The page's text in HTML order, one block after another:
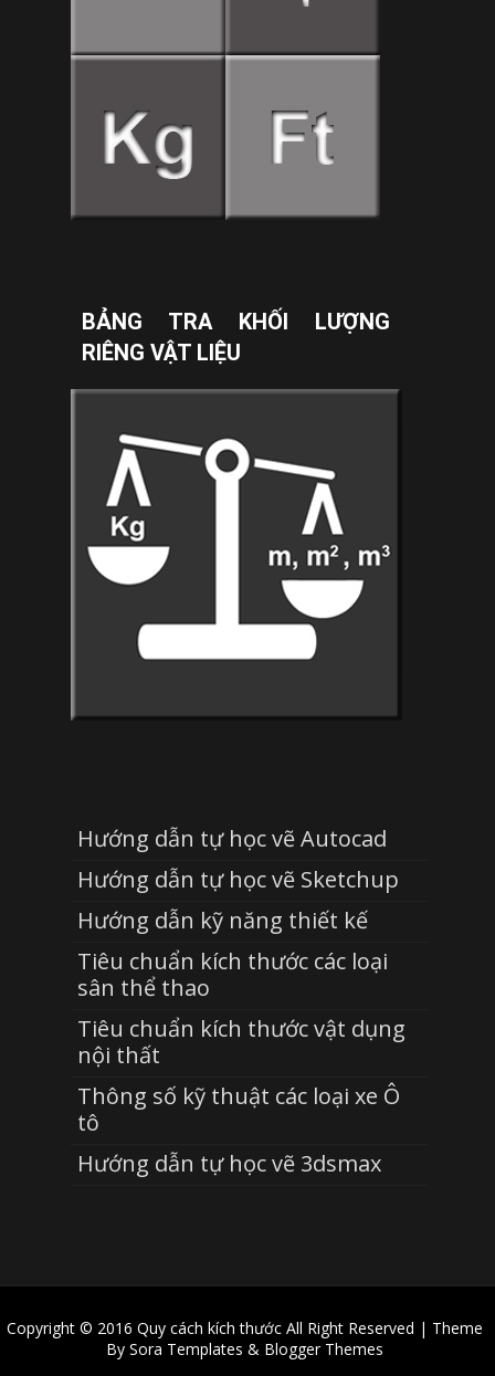
BẢNG TRA KHỐI LƯỢNG
RIÊNG VẬT LIỆU
Hướng dẫn tự học vẽ Autocad
Hướng dẫn tự học vẽ Sketchup
Hướng dẫn kỹ năng thiết kế
Tiêu chuẩn kích thước các loại
sân thể thao
Tiêu chuẩn kích thước vật dụng
nội thất
Thông số kỹ thuật các loại xe Ô
tô
Hướng dẫn tự học vẽ 3dsmax
Copyright © 2016 Quy cách kích thướcAll Right Reserved | Theme
By Sora Templates & Blogger Themes